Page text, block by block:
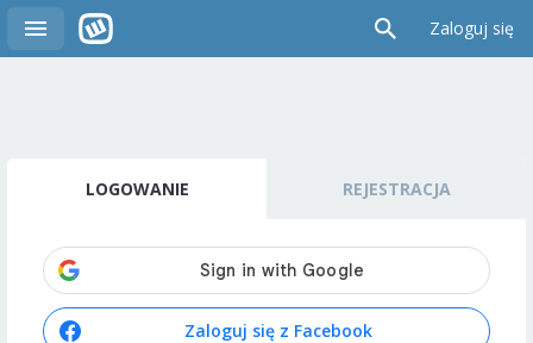
Zaloguj się
LOGOWANIE REJESTRACJA
Zaloguj się z Facebook